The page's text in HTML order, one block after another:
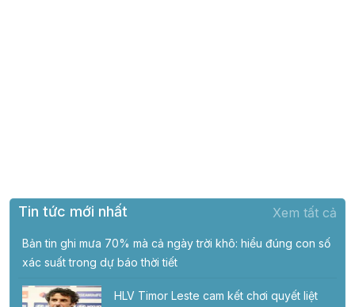
Tin tức mới nhất Xem tất cả
Bản tin ghi mưa 70% mà cả ngày trời khô: hiểu đúng con số
xác suất trong dự báo thời tiết
HLV Timor Leste cam kết chơi quyết liệt